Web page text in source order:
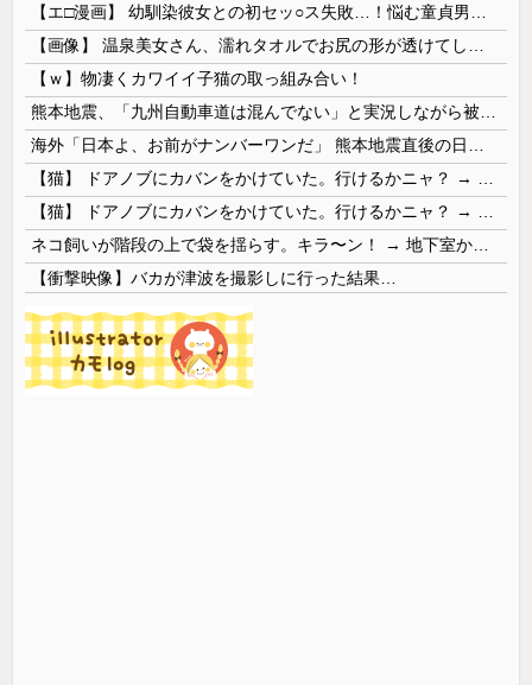
【ｗ】物凄くカワイイ子猫の取っ組み合い！
【衝撃映像】バカが津波を撮影しに行った結果…